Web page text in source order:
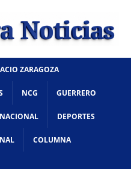
ZARAGOZA
NCG GUERRERO
DEPORTES
COLUMNA